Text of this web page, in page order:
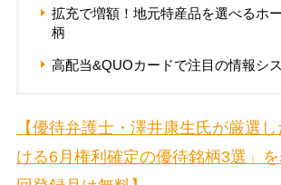
拡充で増額！地元特産品を選べるホ
柄
高配当&QUOカードで注目の情報シ
【優待弁護士・澤井康生氏が厳選
ける6月権利確定の優待銘柄3選」